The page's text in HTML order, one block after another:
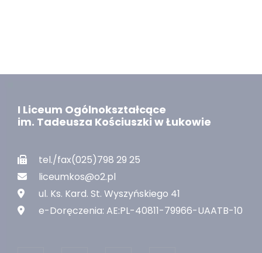
I Liceum Ogólnokształcące
im. Tadeusza Kościuszki w Łukowie
tel./fax(025)798 29 25
liceumkos@o2.pl
ul. Ks. Kard. St. Wyszyńskiego 41
e-Doręczenia: AE:PL-40811-79966-UAATB-10